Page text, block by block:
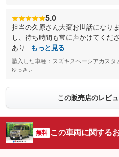
5.0
担当の久原さん大変お世話になり
し、待ち時間も常に声かけてくだ
あり...
もっと見る
購入した車種：スズキスペーシアカスタ
ゆっきぃ
この販売店のレビ
無料 この車両に関する